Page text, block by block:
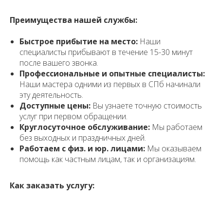
Преимущества нашей службы:
Быстрое прибытие на место: Наши
специалисты прибывают в течение 15-30 минут
после вашего звонка.
Профессиональные и опытные специалисты:
Наши мастера одними из первых в СПб начинали
эту деятельность.
Доступные цены: Вы узнаете точную стоимость
услуг при первом обращении.
Круглосуточное обслуживание: Мы работаем
без выходных и праздничных дней.
Работаем с физ. и юр. лицами: Мы оказываем
помощь как частным лицам, так и организациям.
Как заказать услугу: